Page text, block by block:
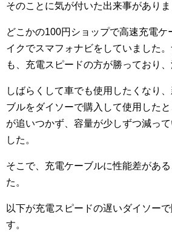
そのことに気が付いた出来事がありま
どこかの100円ショップで高速充電
イクでスマフォナビをしていました
も、充電スピードの方が勝っており、
しばらくして車でも使用したくなり
ブルをダイソーで購入して使用した
が追いつかず、容量が少しずつ減っ
した。
そこで、充電ケーブルに性能差があ
た。
以下が充電スピードの遅いダイソー
す。